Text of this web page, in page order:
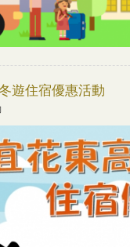
遊住宿優惠活動